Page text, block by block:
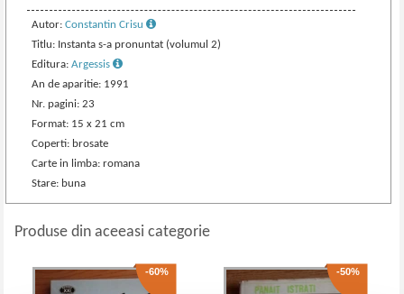
Autor:Constantin Crisu
Titlu: Instanta s-a pronuntat (volumul 2)
Editura:Argessis
An de aparitie: 1991
Nr. pagini: 23
Format: 15 x 21 cm
Coperti: brosate
Carte in limba: romana
Stare: buna
Produse din aceeasi categorie
-60% -50%